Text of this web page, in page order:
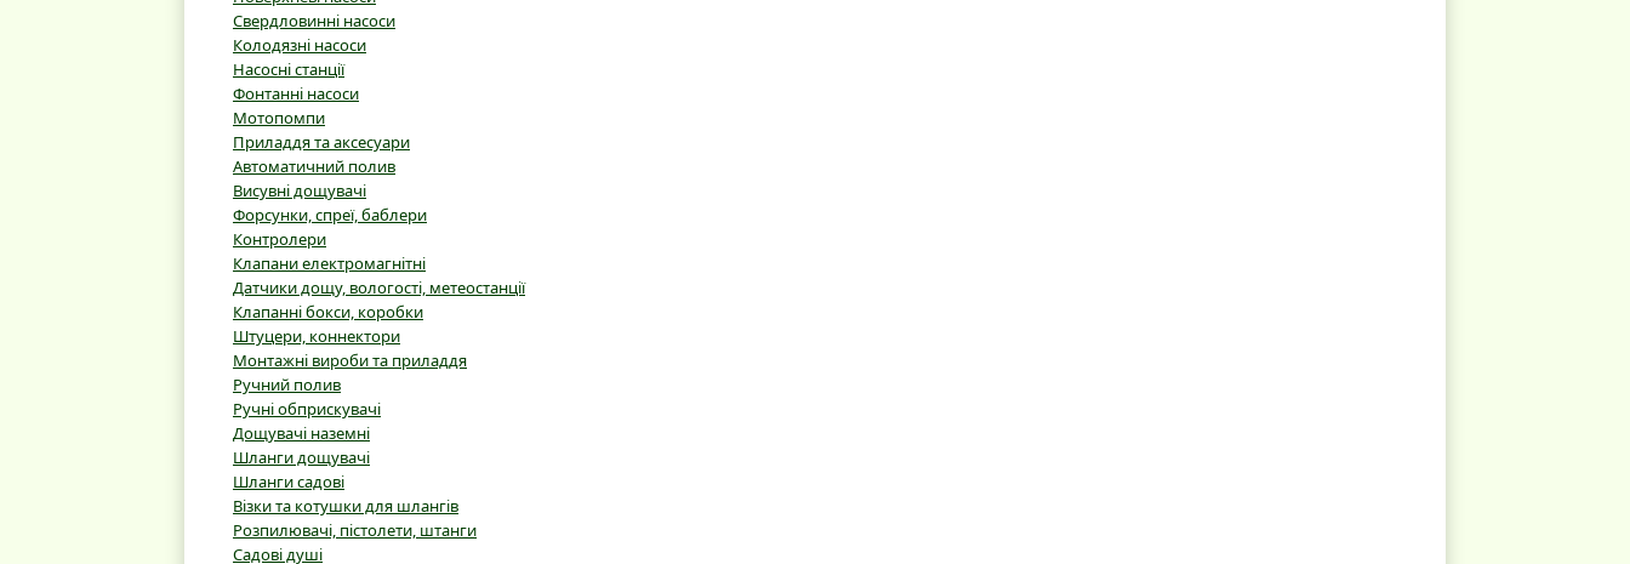
Свердловинні насоси
Колодязні насоси
Насосні станції
Фонтанні насоси
Мотопомпи
Приладдя та аксесуари
Автоматичний полив
Висувні дощувачі
Форсунки, спреї, баблери
Контролери
Клапани електромагнітні
Датчики дощу, вологості, метеостанції
Клапанні бокси, коробки
Штуцери, коннектори
Монтажні вироби та приладдя
Ручний полив
Ручні обприскувачі
Дощувачі наземні
Шланги дощувачі
Шланги садові
Візки та котушки для шлангів
Розпилювачі, пістолети, штанги
Садові душі